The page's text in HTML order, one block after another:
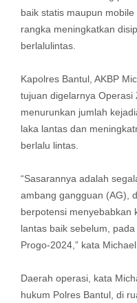
baik statis maupun
rangka meningkatkan
berlalulintas.
Kapolres Bantul, AKBP
tujuan digelarnya
menurunkan jumlah
laka lantas dan
berlalu lintas.
“Sasarannya adalah
ambang gangguan (AG),
berpotensi menyebabkan
lantas baik sebelum,
Progo-2024,” kata
Daerah operasi, kata
hukum Polres Bantul, di